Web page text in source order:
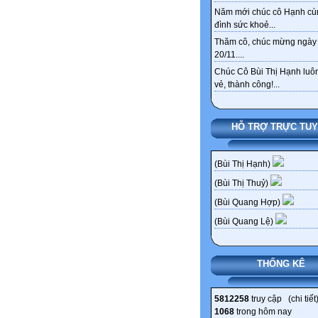
Năm mới chúc cô Hạnh
đình sức khoẻ...
Thăm cô, chúc mừng ngày
20/11....
Chúc Cô Bùi Thị Hạnh
vẻ, thành công!...
HỖ TRỢ TRỰC
(Bùi Thị Hạnh)
(Bùi Thị Thuỷ)
(Bùi Quang Hợp)
(Bùi Quang Lệ)
THỐNG KÊ
5812258 truy cập (chi tiết)
1068 trong hôm nay